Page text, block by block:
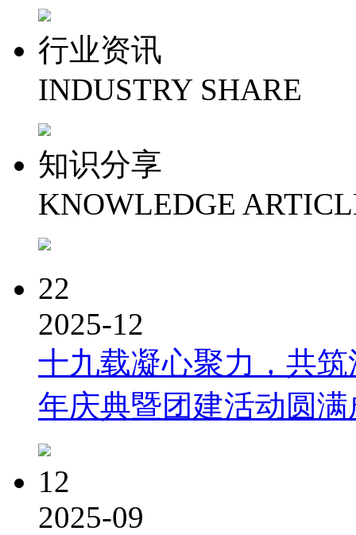
行业资讯
INDUSTRY SHARE
知识分享
KNOWLEDGE
22
2025-12
十九载凝心聚力，共
年庆典暨团建活动圆满
12
2025-09